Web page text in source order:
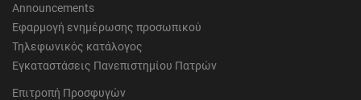
Announcements
Εφαρμογή ενημέρωσης προσωπικού
Τηλεφωνικός κατάλογος
Εγκαταστάσεις Πανεπιστημίου Πατρών
Επιτροπή Προσφυγών